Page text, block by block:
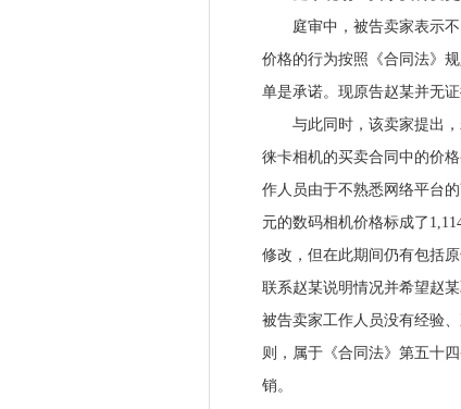
庭审中，被告卖家表示不
价格的行为按照《合同法》
单是承诺。现原告赵某并无
与此同时，该卖家提出，
徕卡相机的买卖合同中的价
作人员由于不熟悉网络平台
元的数码相机价格标成了
修改，但在此期间仍有包括
联系赵某说明情况并希望赵
被告卖家工作人员没有经验
则，属于《合同法》第五十
销。